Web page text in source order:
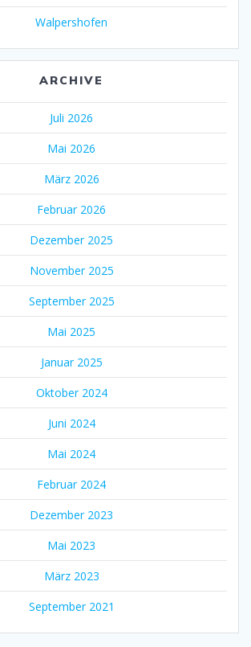
Walpershofen
ARCHIVE
Juli 2026
Mai 2026
März 2026
Februar 2026
Dezember 2025
November 2025
September 2025
Mai 2025
Januar 2025
Oktober 2024
Juni 2024
Mai 2024
Februar 2024
Dezember 2023
Mai 2023
März 2023
September 2021